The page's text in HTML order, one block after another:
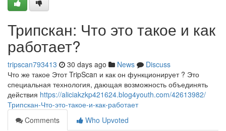
Трипскан: Что это такое и как
работает?
tripscan793413 30 days ago News
Discuss
Что же такое Этот TripScan и как он функционирует ? Это
специальная технология, дающая возможность объединять
действия https://aliciakzkp421624.blog4youth.com/42613982/
Трипскан-Что-это-такое-и-как-работает
Comments
Who Upvoted